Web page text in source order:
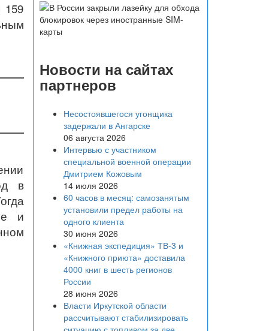
159
в
и
Новости на сайтах
партнеров
Несостоявшегося угонщика
задержали в Ангарске
06 августа 2026
Интервью с участником
специальной военной операции
Дмитрием Кожовым
14 июля 2026
60 часов в месяц: самозанятым
установили предел работы на
одного клиента
30 июня 2026
«Книжная экспедиция» ТВ-3 и
«Книжного приюта» доставила
4000 книг в шесть регионов
России
28 июня 2026
Власти Иркутской области
рассчитывают стабилизировать